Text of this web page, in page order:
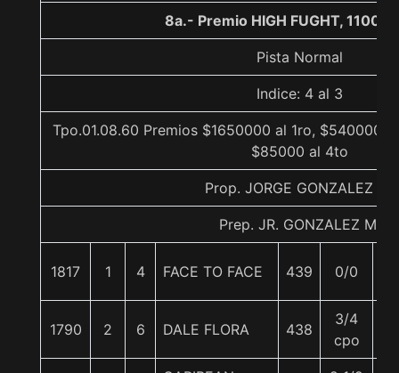
8a.- Premio HIGH FUGHT, 1100
Pista Normal
Indice: 4 al 3
Tpo.01.08.60 Premios $1650000 al 1ro, $540000
$85000 al 4to
Prop. JORGE GONZALEZ M.
Prep. JR. GONZALEZ M.
1817 1 4 FACE TO FACE 439 0/0
1790 2 6 DALE FLORA 438
3/4
cpo